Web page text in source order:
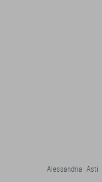
Alessandria Asti